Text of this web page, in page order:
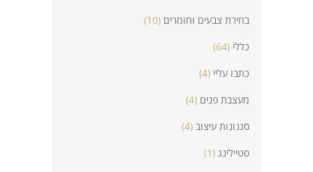
בחירת צבעים וחומרים (10)
כללי (64)
כתבו עליי (4)
מעצבת פנים (4)
סגנונות עיצוב (4)
סטיילינג (1)